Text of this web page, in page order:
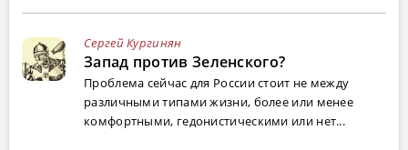
Сергей Кургинян
Запад против Зеленского?
Проблема сейчас для России стоит не между
различными типами жизни, более или менее
комфортными, гедонистическими или нет...